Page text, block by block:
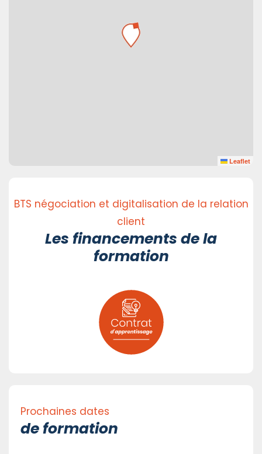
Leaflet
BTS négociation et digitalisation de la relation
client
Les financements de la
formation
Prochaines dates
de formation